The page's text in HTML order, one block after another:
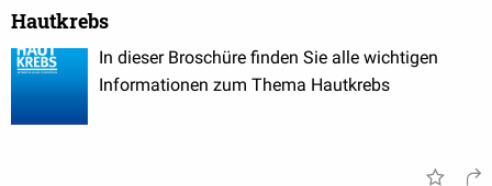
Hautkrebs
In dieser Broschüre finden Sie alle wichtigen
Informationen zum Thema Hautkrebs